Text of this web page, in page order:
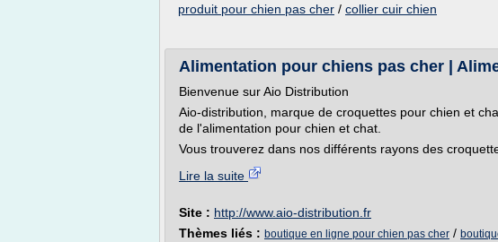
produit pour chien pas cher / collier cuir chien
Alimentation pour chiens pas cher |
Bienvenue sur Aio Distribution
Aio-distribution, marque de croquettes pour chien et
de l'alimentation pour chien et chat.
Vous trouverez dans nos différents rayons des
Lire la suite
Site : http://www.aio-distribution.fr
Thèmes liés : boutique en ligne pour chien pas cher /